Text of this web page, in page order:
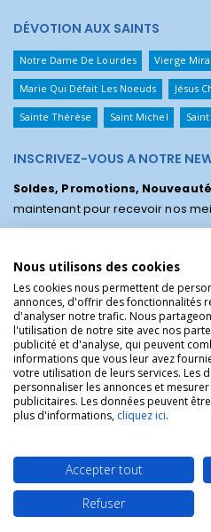
DÉVOTION AUX SAINTS
Notre Dame De Lourdes Vierge
Marie Qui Défait Les Noeuds Jésus
Sainte Thérèse Saint Michel
INSCRIVEZ-VOUS A NOTRE
Soldes, Promotions,
maintenant pour recevoir nos
La Boutique des Chrétiens © | La
référence !.
Nous utilisons des cookies
Les cookies nous permettent de
annonces, d'offrir des fonctionnalités
d'analyser notre trafic. Nous
l'utilisation de notre site avec nos
publicité et d'analyse, qui peuvent
informations que vous leur avez
votre utilisation de leurs services. Les
personnaliser les annonces et
publicitaires. Les données peuvent
plus d'informations, cliquez ici.
Accepter tout
Refuser